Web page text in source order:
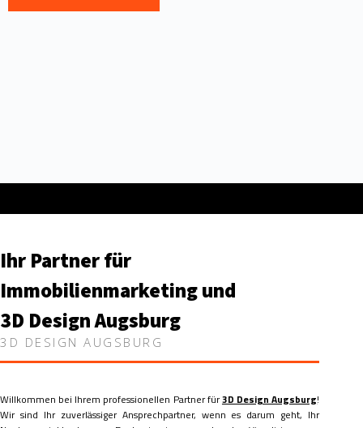
Ihr Partner für
Immobilienmarketing und
3D Design Augsburg
3D DESIGN AUGSBURG
Willkommen bei Ihrem professionellen Partner für3D Design Augsburg!
Wir sind Ihr zuverlässiger Ansprechpartner, wenn es darum geht, Ihr